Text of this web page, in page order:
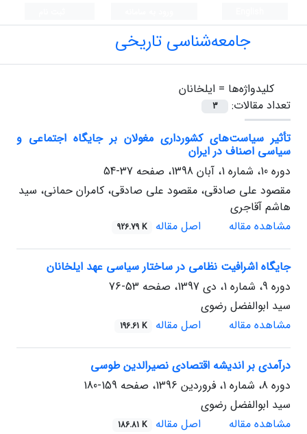
جامعه‌شناسی تاریخی
کلیدواژه‌ها = ایلخانان
تعداد مقالات:
3
تأثیر سیاست‌های کشورداری مغولان بر جایگاه اجتماعی و
سیاسی اصناف در ایران
دوره 10، شماره 1، آبان 1398، صفحه
37-54
مقصود علی صادقی، مقصود علی صادقی، کامران حمانی، سید
هاشم آقاجری
مشاهده مقاله
اصل مقاله 926.79 K
جایگاه اشرافیت نظامی در ساختار سیاسی عهد ایلخانان
دوره 9، شماره 1، دی 1397، صفحه
53-76
سید ابوالفضل رضوی
مشاهده مقاله
اصل مقاله 196.61 K
درآمدی بر اندیشه اقتصادی نصیرالدین طوسی
دوره 8، شماره 1، فروردین 1396، صفحه
159-180
سید ابوالفضل رضوی
مشاهده مقاله
اصل مقاله 186.81 K